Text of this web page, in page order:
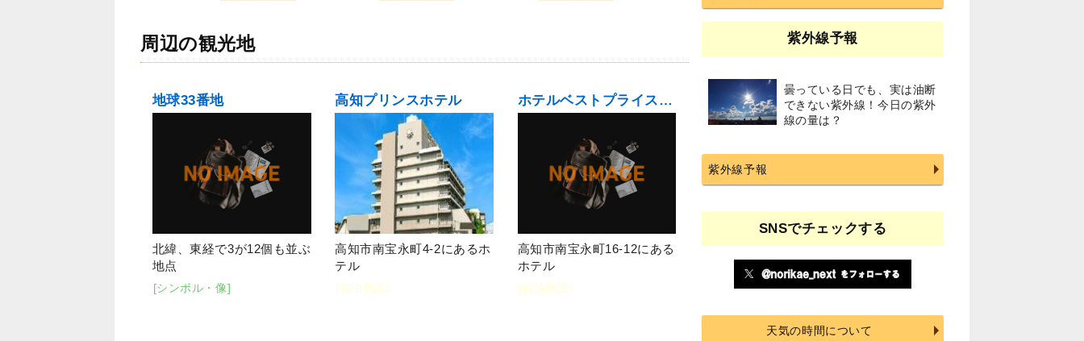
周辺の観光地
地球33番地
北緯、東経で3が12個も並ぶ
地点
[シンボル・像]
高知プリンスホテル
高知市南宝永町4-2にあるホ
テル
[宿泊施設]
ホテルベストプライス高知
高知市南宝永町16-12にある
ホテル
[宿泊施設]
紫外線予報
曇っている日でも、実は油断
できない紫外線！今日の紫外
線の量は？
紫外線予報
SNSでチェックする
天気の時間について